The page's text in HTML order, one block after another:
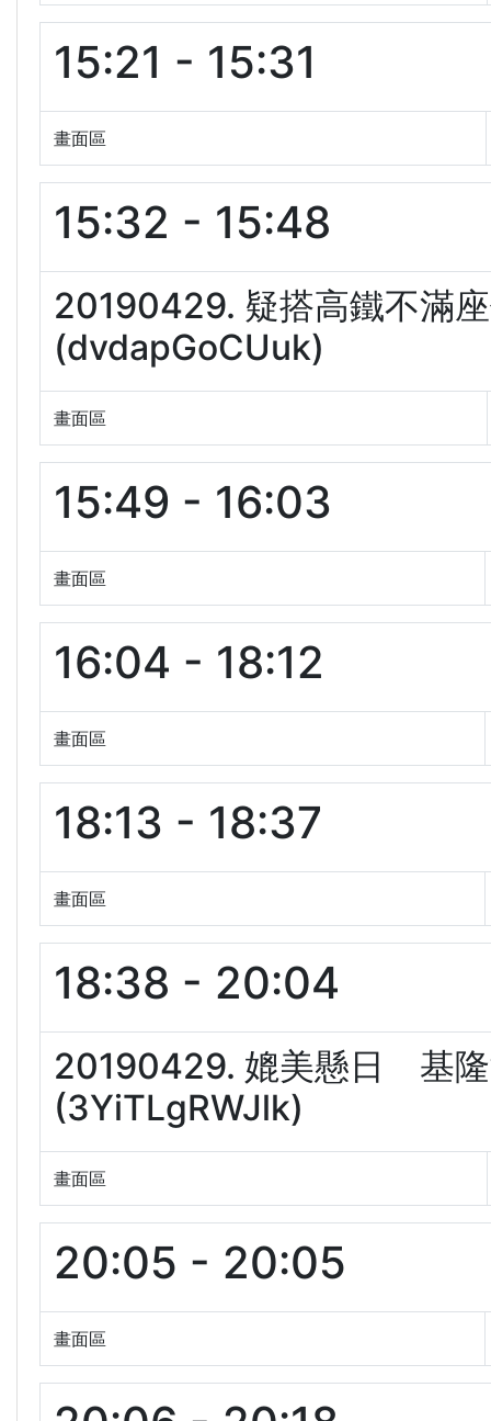
15:21 - 15:31
畫面區
15:32 - 15:48
20190429. 疑搭高鐵不滿
(dvdapGoCUuk)
畫面區
15:49 - 16:03
畫面區
16:04 - 18:12
畫面區
18:13 - 18:37
畫面區
18:38 - 20:04
20190429. 媲美懸日 基隆
(3YiTLgRWJlk)
畫面區
20:05 - 20:05
畫面區